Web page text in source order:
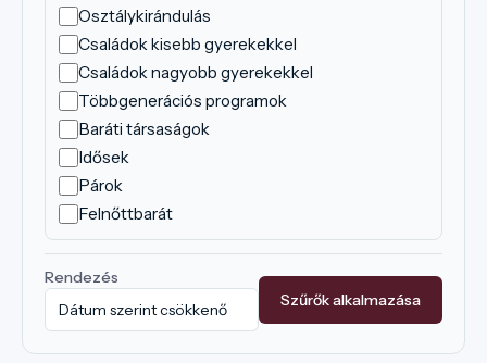
Osztálykirándulás
Családok kisebb gyerekekkel
Családok nagyobb gyerekekkel
Többgenerációs programok
Baráti társaságok
Idősek
Párok
Felnőttbarát
Rendezés
Szűrők alkalmazása